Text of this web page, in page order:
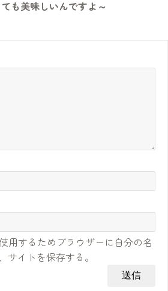
も美味しいんですよ～
用するためブラウザーに自分の名
サイトを保存する。